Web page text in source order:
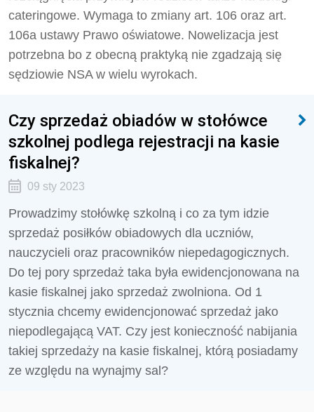
cateringowe. Wymaga to zmiany art. 106 oraz art.
106a ustawy Prawo oświatowe. Nowelizacja jest
potrzebna bo z obecną praktyką nie zgadzają się
sędziowie NSA w wielu wyrokach.
Czy sprzedaż obiadów w stołówce
szkolnej podlega rejestracji na kasie
fiskalnej?
09 sty 2023
Prowadzimy stołówkę szkolną i co za tym idzie
sprzedaż posiłków obiadowych dla uczniów,
nauczycieli oraz pracowników niepedagogicznych.
Do tej pory sprzedaż taka była ewidencjonowana na
kasie fiskalnej jako sprzedaż zwolniona. Od 1
stycznia chcemy ewidencjonować sprzedaż jako
niepodlegającą VAT. Czy jest konieczność nabijania
takiej sprzedaży na kasie fiskalnej, którą posiadamy
ze względu na wynajmy sal?